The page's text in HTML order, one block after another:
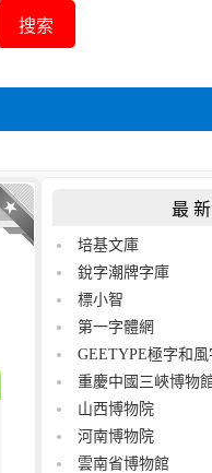
最
培基文庫
銳字潮牌字庫
標小智
第一字體網
GEETYPE極字和
重慶中國三峽博物
山西博物院
河南博物院
雲南省博物館